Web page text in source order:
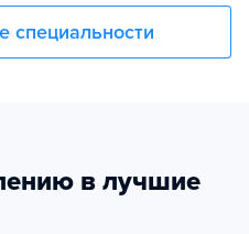
специальности
в лучшие